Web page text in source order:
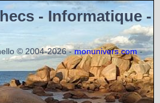
- Informatique -
© 2004-2026 -monunivers.com-